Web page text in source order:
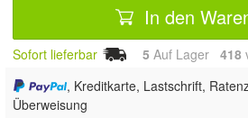
In den
Sofort lieferbar 5 Auf Lager 418
, Kreditkarte, Lastschrift,
Überweisung